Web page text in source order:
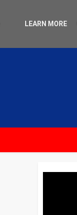
LEARN MORE